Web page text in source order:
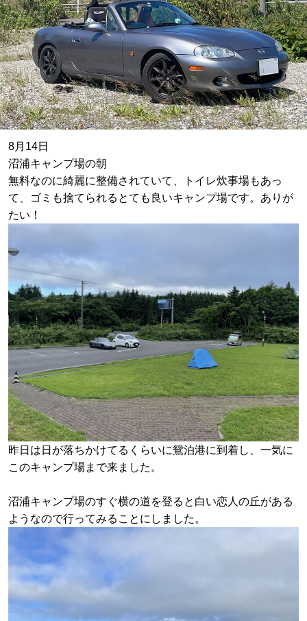
8月14日
沼浦キャンプ場の朝
無料なのに綺麗に整備されていて、トイレ炊事場もあっ
て、ゴミも捨てられるとても良いキャンプ場です。ありが
たい！
昨日は日が落ちかけてるくらいに鴛泊港に到着し、一気に
このキャンプ場まで来ました。
沼浦キャンプ場のすぐ横の道を登ると白い恋人の丘がある
ようなので行ってみることにしました。